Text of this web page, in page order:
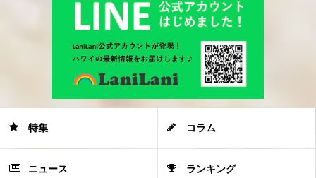
特集 コラム
ニュース ランキング